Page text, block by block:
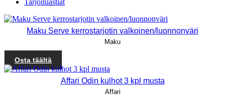
Maku Serve kerrostarjotin valkoinen/luonnonväri
Maku
Osta täältä
Affari Odin kulhot 3 kpl musta
Affari